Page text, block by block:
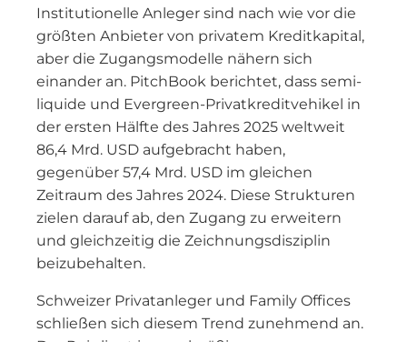
Institutionelle Anleger sind nach wie vor die
größten Anbieter von privatem Kreditkapital,
aber die Zugangsmodelle nähern sich
einander an. PitchBook berichtet, dass semi-
liquide und Evergreen-Privatkreditvehikel in
der ersten Hälfte des Jahres 2025 weltweit
86,4 Mrd. USD aufgebracht haben,
gegenüber 57,4 Mrd. USD im gleichen
Zeitraum des Jahres 2024. Diese Strukturen
zielen darauf ab, den Zugang zu erweitern
und gleichzeitig die Zeichnungsdisziplin
beizubehalten.
Schweizer Privatanleger und Family Offices
schließen sich diesem Trend zunehmend an.